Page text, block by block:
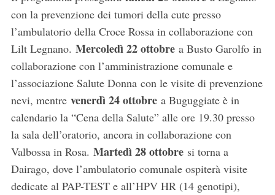
con la prevenzione dei tumori della cute presso
l’ambulatorio della Croce Rossa in collaborazione con
Lilt Legnano. Mercoledì 22 ottobrea Busto Garolfo in
collaborazione con l’amministrazione comunale e
l’associazione Salute Donna con le visite di prevenzione
nevi, mentre venerdì 24 ottobrea Buguggiate è in
calendario la “Cena della Salute” alle ore 19.30 presso
la sala dell’oratorio, ancora in collaborazione con
Valbossa in Rosa. Martedì 28 ottobresi torna a
Dairago, dove l’ambulatorio comunale ospiterà visite
dedicate al PAP-TEST e all’HPV HR (14 genotipi),